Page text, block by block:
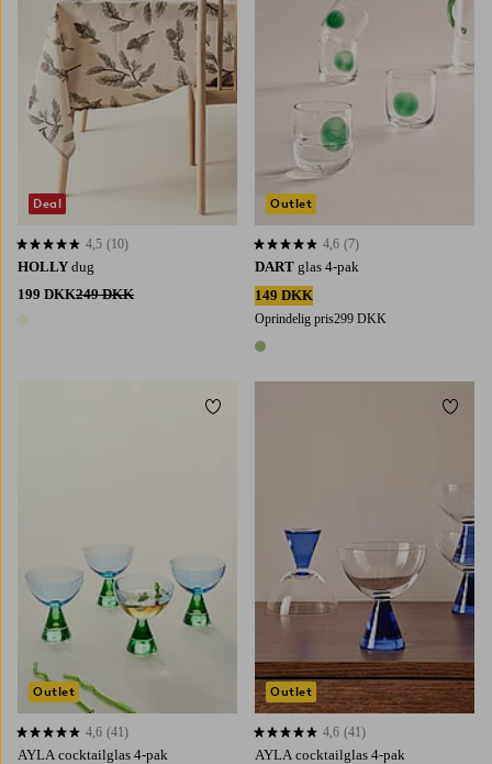
HOLLY dug
199 DKK249 DKK
4,5 baseret på 10 bedømmelser
4,5 (10)
Deal
DART glas 4-pak
149 DKK
Oprindelig pris299 DKK
1 farve
4,6 baseret på 7 bedømmelser
4,6 (7)
Outlet
AYLA cocktailglas 4-pak
4,6 baseret på 41 bedømmelser
4,6 (41)
Outlet
Tilføj til favoritter
AYLA cocktailglas 4-pak
4,6 baseret på 41 bedømmelser
4,6 (41)
Outlet
Tilføj